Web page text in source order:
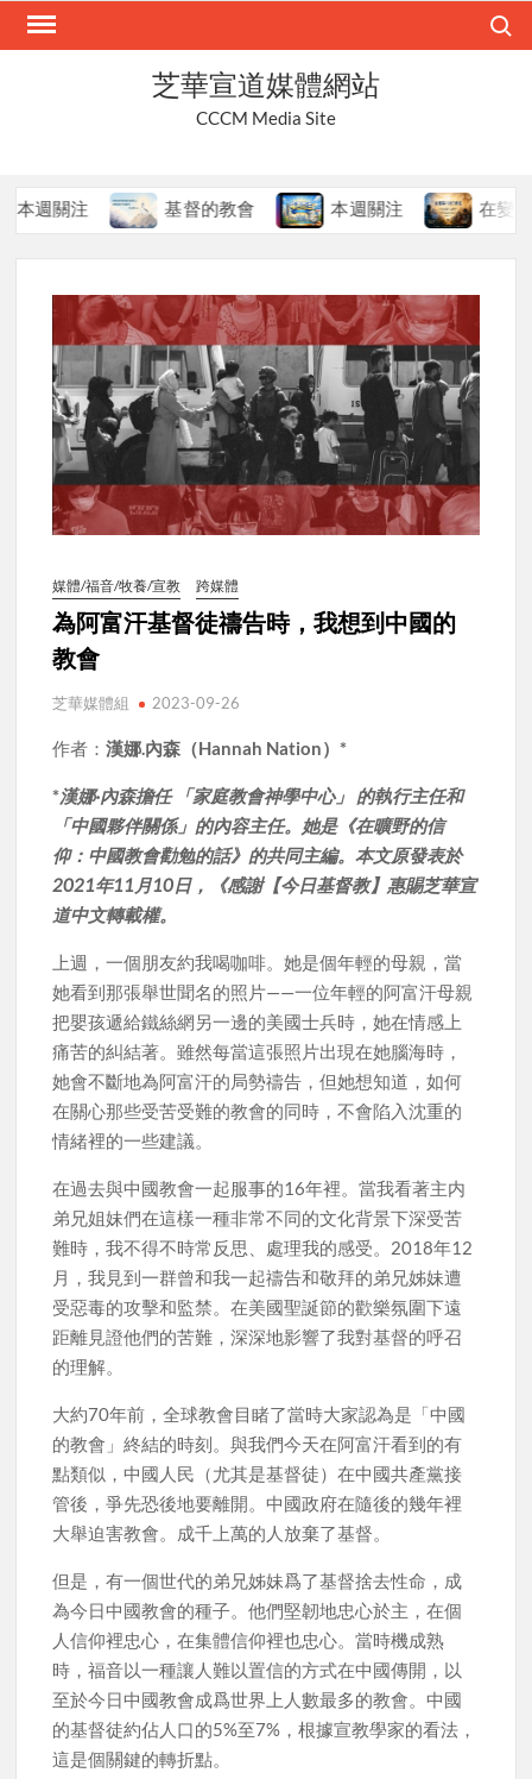
Skip
芝華宣道媒體網站
CCCM Media Site
關注 基督的教會 本週關注 在變局中持
媒體/福音/牧養/宣教 跨媒體
為阿富汗基督徒禱告時，我想到中國的
教會
芝華媒體組 2023-09-26
作者：漢娜.內森（Hannah Nation）*
*漢娜·內森擔任 「家庭教會神學中心」 的執行主任和
「中國夥伴關係」的內容主任。她是《在曠野的信
仰：中國教會勸勉的話》的共同主編。本文原發表於
2021年11月10日，《感謝【今日基督教】惠賜芝華宣
道中文轉載權。
上週，一個朋友約我喝咖啡。她是個年輕的母親，當
她看到那張舉世聞名的照片——一位年輕的阿富汗母親
把嬰孩遞給鐵絲網另一邊的美國士兵時，她在情感上
痛苦的糾結著。雖然每當這張照片出現在她腦海時，
她會不斷地為阿富汗的局勢禱告，但她想知道，如何
在關心那些受苦受難的教會的同時，不會陷入沈重的
情緒裡的一些建議。
在過去與中國教會一起服事的16年裡。當我看著主内
弟兄姐妹們在這樣一種非常不同的文化背景下深受苦
難時，我不得不時常反思、處理我的感受。2018年12
月，我見到一群曾和我一起禱告和敬拜的弟兄姊妹遭
受惡毒的攻擊和監禁。在美國聖誕節的歡樂氛圍下遠
距離見證他們的苦難，深深地影響了我對基督的呼召
的理解。
大約70年前，全球教會目睹了當時大家認為是「中國
的教會」終結的時刻。與我們今天在阿富汗看到的有
點類似，中國人民（尤其是基督徒）在中國共產黨接
管後，爭先恐後地要離開。中國政府在隨後的幾年裡
大舉迫害教會。成千上萬的人放棄了基督。
但是，有一個世代的弟兄姊妹爲了基督捨去性命，成
為今日中國教會的種子。他們堅韌地忠心於主，在個
人信仰裡忠心，在集體信仰裡也忠心。當時機成熟
時，福音以一種讓人難以置信的方式在中國傳開，以
至於今日中國教會成爲世界上人數最多的教會。中國
的基督徒約佔人口的5%至7%，根據宣教學家的看法，
這是個關鍵的轉折點。